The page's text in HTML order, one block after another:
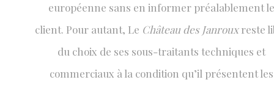
européenne sans en informer préalablement le
client. Pour autant, Le Château des Janrouxreste
du choix de ses sous-traitants techniques et
commerciaux à la condition qu’il présentent les